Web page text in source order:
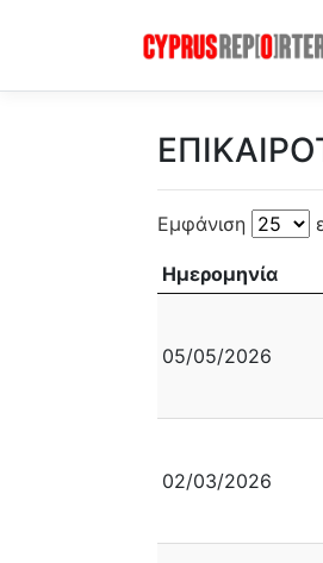
Εμφάνιση
Ημερομηνία
05/05/2026
02/03/2026